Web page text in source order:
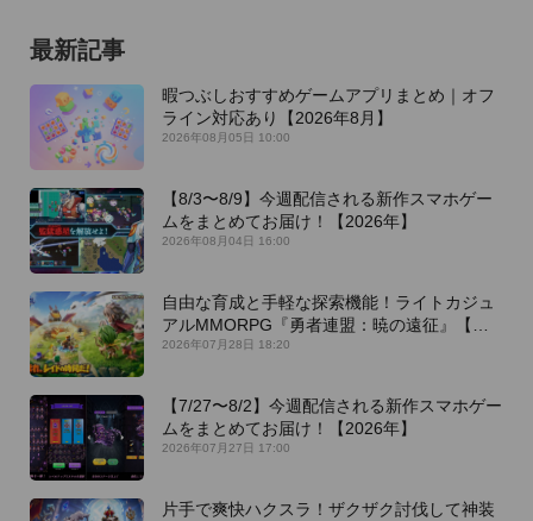
最新記事
暇つぶしおすすめゲームアプリまとめ｜オフ
ライン対応あり【2026年8月】
2026年08月05日 10:00
【8/3〜8/9】今週配信される新作スマホゲー
ムをまとめてお届け！【2026年】
2026年08月04日 16:00
自由な育成と手軽な探索機能！ライトカジュ
アルMMORPG『勇者連盟：暁の遠征』【最
新作PICKUP】
2026年07月28日 18:20
【7/27〜8/2】今週配信される新作スマホゲー
ムをまとめてお届け！【2026年】
2026年07月27日 17:00
片手で爽快ハクスラ！ザクザク討伐して神装